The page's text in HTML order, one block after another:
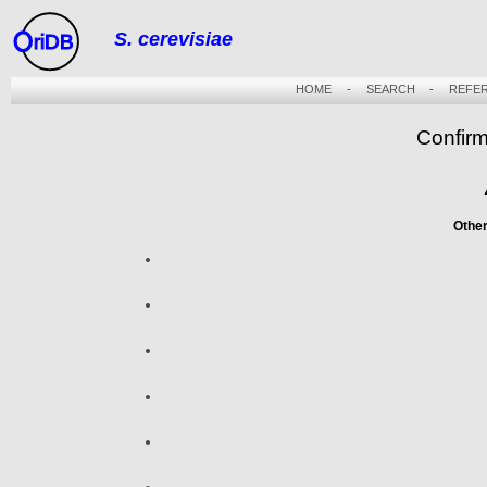
riDB S. cerevisiae
HOME- SEARCH -